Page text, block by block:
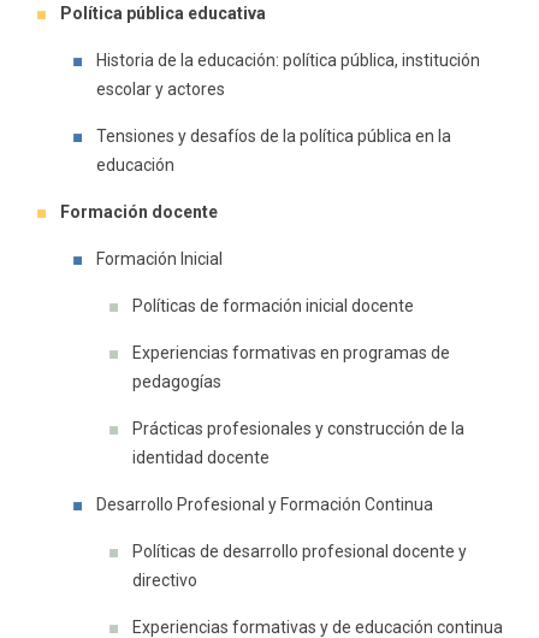
Política pública educativa
Historia de la educación: política pública, institución
escolar y actores
Tensiones y desafíos de la política pública en la
educación
Formación docente
Formación Inicial
Políticas de formación inicial docente
Experiencias formativas en programas de
pedagogías
Prácticas profesionales y construcción de la
identidad docente
Desarrollo Profesional y Formación Continua
Políticas de desarrollo profesional docente y
directivo
Experiencias formativas y de educación continua